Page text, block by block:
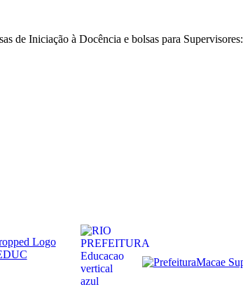
de Iniciação à Docência e bolsas para Supervisores: